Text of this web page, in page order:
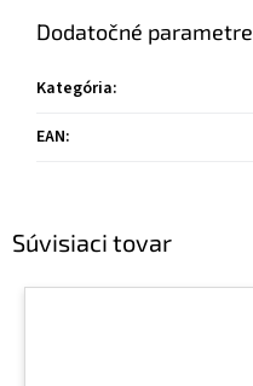
Súvisiaci tovar
Dodatočné parametre
Kategória:
EAN: